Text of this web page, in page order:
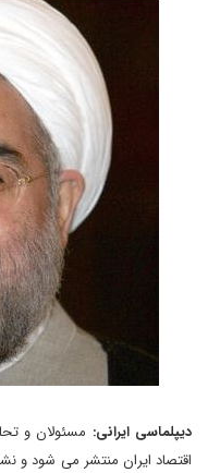
دیپلماسی ایرانی: مسئولان و
اقتصاد ایران منتشر می شود و